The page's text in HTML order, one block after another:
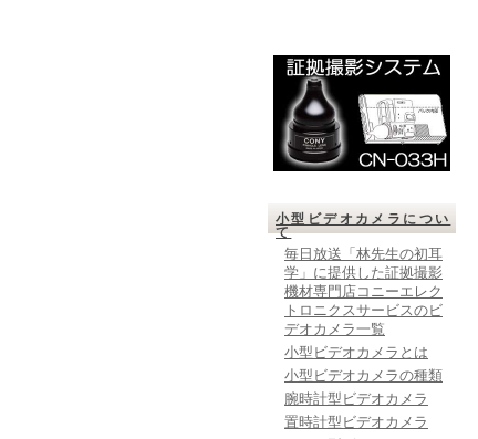
小型ビデオカメラについ
て
毎日放送「林先生の初耳
学」に提供した証拠撮影
機材専門店コニーエレク
トロニクスサービスのビ
デオカメラ一覧
小型ビデオカメラとは
小型ビデオカメラの種類
腕時計型ビデオカメラ
置時計型ビデオカメラ